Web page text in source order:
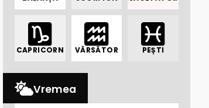
CAPRICORN VĂRSĂTOR PEȘTI
Vremea